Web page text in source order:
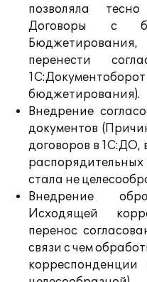
позволяла
Договоры с
перенести
бюджетирования).
Внедрение
документов
договоров в 1С:ДО,
стала не
Внедрение
Исходящей
перенос
связи с чем